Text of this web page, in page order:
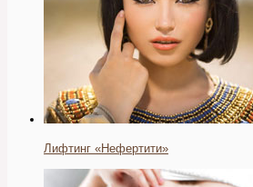
Лифтинг «Нефертити»